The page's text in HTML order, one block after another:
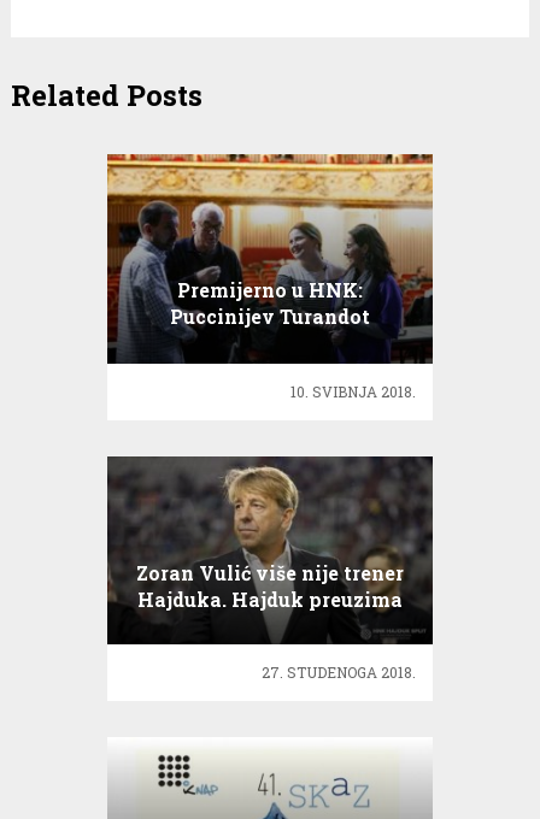
Related Posts
Premijerno u HNK:
Puccinijev Turandot
10. SVIBNJA 2018.
Zoran Vulić više nije trener
Hajduka. Hajduk preuzima
Siniša Oreščanin
27. STUDENOGA 2018.